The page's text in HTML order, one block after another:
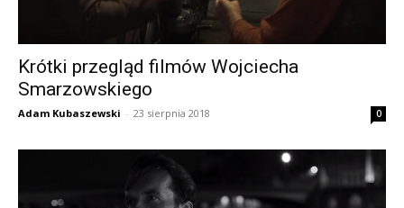
Krótki przegląd filmów Wojciecha
Smarzowskiego
Adam Kubaszewski - 23 sierpnia 2018 0